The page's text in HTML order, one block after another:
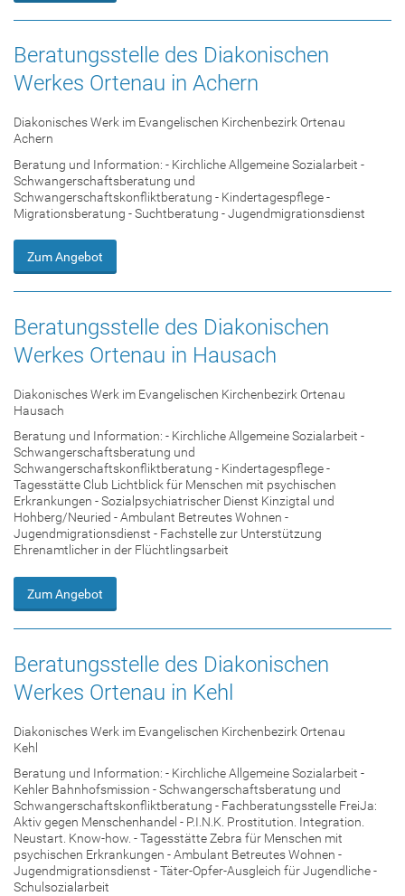
Beratungsstelle des Diakonischen
Werkes Ortenau in Achern
Diakonisches Werk im Evangelischen Kirchenbezirk Ortenau
Achern
Beratung und Information: - Kirchliche Allgemeine Sozialarbeit -
Schwangerschaftsberatung und
Schwangerschaftskonfliktberatung - Kindertagespflege -
Migrationsberatung - Suchtberatung - Jugendmigrationsdienst
Zum Angebot
Beratungsstelle des Diakonischen
Werkes Ortenau in Hausach
Diakonisches Werk im Evangelischen Kirchenbezirk Ortenau
Hausach
Beratung und Information: - Kirchliche Allgemeine Sozialarbeit -
Schwangerschaftsberatung und
Schwangerschaftskonfliktberatung - Kindertagespflege -
Tagesstätte Club Lichtblick für Menschen mit psychischen
Erkrankungen - Sozialpsychiatrischer Dienst Kinzigtal und
Hohberg/Neuried - Ambulant Betreutes Wohnen -
Jugendmigrationsdienst - Fachstelle zur Unterstützung
Ehrenamtlicher in der Flüchtlingsarbeit
Zum Angebot
Beratungsstelle des Diakonischen
Werkes Ortenau in Kehl
Diakonisches Werk im Evangelischen Kirchenbezirk Ortenau
Kehl
Beratung und Information: - Kirchliche Allgemeine Sozialarbeit -
Kehler Bahnhofsmission - Schwangerschaftsberatung und
Schwangerschaftskonfliktberatung - Fachberatungsstelle FreiJa:
Aktiv gegen Menschenhandel - P.I.N.K. Prostitution. Integration.
Neustart. Know-how. - Tagesstätte Zebra für Menschen mit
psychischen Erkrankungen - Ambulant Betreutes Wohnen -
Jugendmigrationsdienst - Täter-Opfer-Ausgleich für Jugendliche -
Schulsozialarbeit